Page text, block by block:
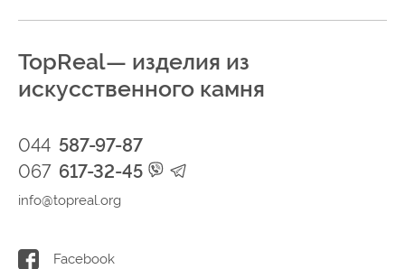
TopReal— изделия из
искусственного камня
044 587-97-87
067 617-32-45
info@topreal.org
Facebook